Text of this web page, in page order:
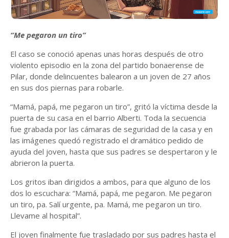
“Me pegaron un tiro”
El caso se conoció apenas unas horas después de otro
violento episodio en la zona del partido bonaerense de
Pilar, donde delincuentes balearon a un joven de 27 años
en sus dos piernas para robarle.
“Mamá, papá, me pegaron un tiro”, gritó la víctima desde la
puerta de su casa en el barrio Alberti. Toda la secuencia
fue grabada por las cámaras de seguridad de la casa y en
las imágenes quedó registrado el dramático pedido de
ayuda del joven, hasta que sus padres se despertaron y le
abrieron la puerta.
Los gritos iban dirigidos a ambos, para que alguno de los
dos lo escuchara: “Mamá, papá, me pegaron. Me pegaron
un tiro, pa. Salí urgente, pa. Mamá, me pegaron un tiro.
Llevame al hospital”.
El joven finalmente fue trasladado por sus padres hasta el